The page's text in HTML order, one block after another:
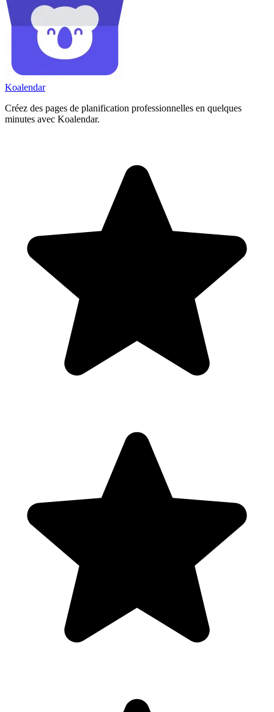
Koalendar
Créez des pages de planification professionnelles en quelques
minutes avec Koalendar.